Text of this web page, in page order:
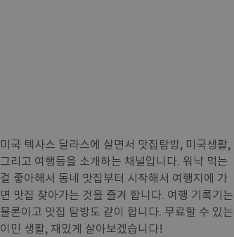
미국 텍사스 달라스에 살면서 맛집탐방, 미국생활,
그리고 여행등을 소개하는 채널입니다. 워낙 먹는
걸 좋아해서 동네 맛집부터 시작해서 여행지에 가
면 맛집 찾아가는 것을 즐겨 합니다. 여행 기록기는
물론이고 맛집 탐방도 같이 합니다. 무료할 수 있는
이민 생활, 재밌게 살아보겠습니다!